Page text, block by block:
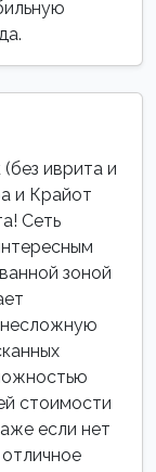
иврита и
и Крайот
Сеть
зоной
несложную
стоимости
если нет